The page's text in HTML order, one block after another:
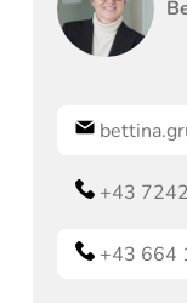
+43
+43 664